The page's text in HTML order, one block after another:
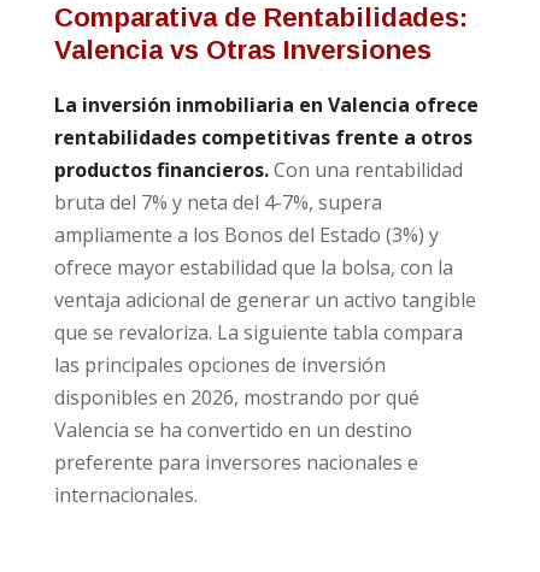
Comparativa de Rentabilidades:
Valencia vs Otras Inversiones
La inversión inmobiliaria en Valencia ofrece
rentabilidades competitivas frente a otros
productos financieros.Con una rentabilidad
bruta del 7% y neta del 4-7%, supera
ampliamente a los Bonos del Estado (3%) y
ofrece mayor estabilidad que la bolsa, con la
ventaja adicional de generar un activo tangible
que se revaloriza. La siguiente tabla compara
las principales opciones de inversión
disponibles en 2026, mostrando por qué
Valencia se ha convertido en un destino
preferente para inversores nacionales e
internacionales.